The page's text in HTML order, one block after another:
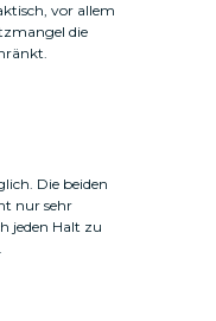
vor allem
die
Die beiden
nur sehr
jeden Halt zu